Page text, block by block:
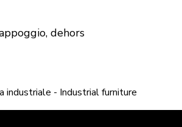
dehors
industriale - Industrial furniture